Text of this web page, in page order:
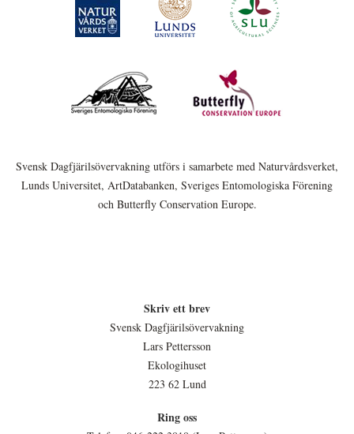
Svensk Dagfjärilsövervakning utförs i samarbete med Naturvårdsverket,
Lunds Universitet, ArtDatabanken, Sveriges Entomologiska Förening
och Butterfly Conservation Europe.
Skriv ett brev
Svensk Dagfjärilsövervakning
Lars Pettersson
Ekologihuset
223 62 Lund
Ring oss